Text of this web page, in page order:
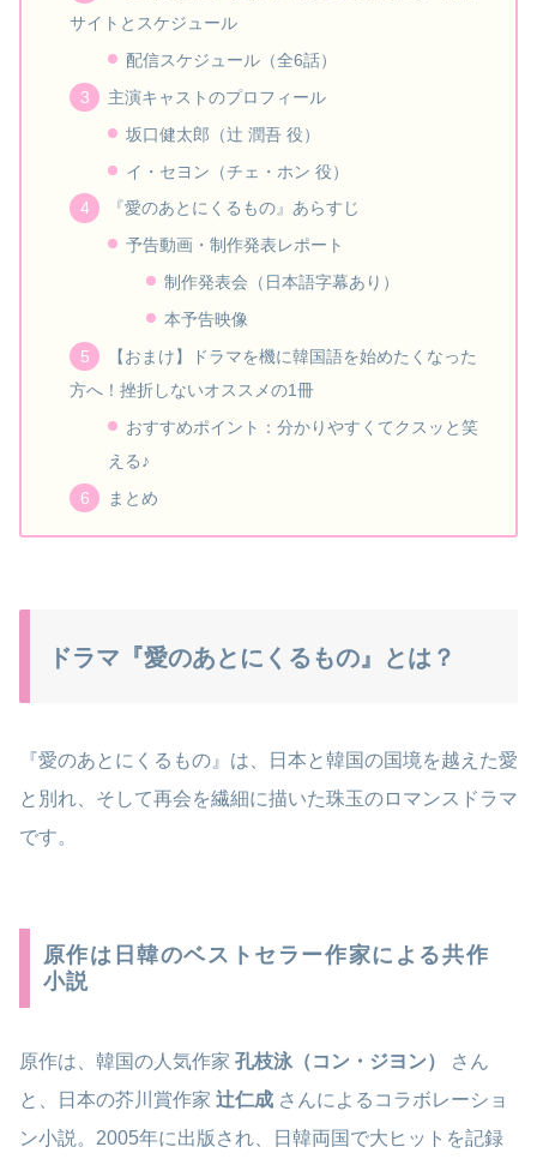
サイトとスケジュール
配信スケジュール（全6話）
主演キャストのプロフィール
坂口健太郎（辻 潤吾 役）
イ・セヨン（チェ・ホン 役）
『愛のあとにくるもの』あらすじ
予告動画・制作発表レポート
制作発表会（日本語字幕あり）
本予告映像
【おまけ】ドラマを機に韓国語を始めたくなった
方へ！挫折しないオススメの1冊
おすすめポイント：分かりやすくてクスッと笑
える♪
まとめ
ドラマ『愛のあとにくるもの』とは？
『愛のあとにくるもの』は、日本と韓国の国境を越えた愛
と別れ、そして再会を繊細に描いた珠玉のロマンスドラマ
です。
原作は日韓のベストセラー作家による共作
小説
原作は、韓国の人気作家 孔枝泳（コン・ジヨン）
さん
と、日本の芥川賞作家 辻仁成 さんによるコラボレーショ
ン小説。2005年に出版され、日韓両国で大ヒットを記録